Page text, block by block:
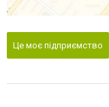
Це моє підприємство